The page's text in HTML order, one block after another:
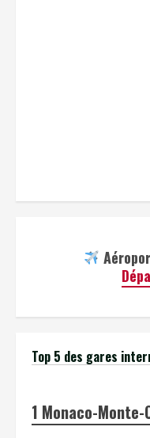
Top 5 des gares
1 Monaco-Monte-